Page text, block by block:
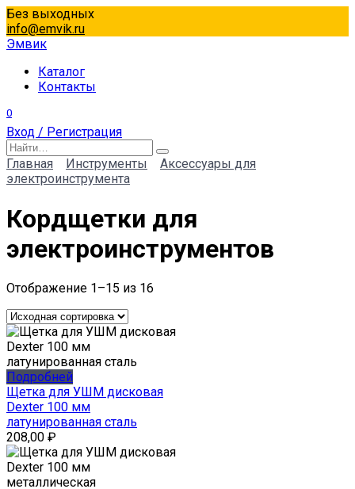
Перейти
к
содержанию
Без выходных
info@emvik.ru
Эмвик
Каталог
Контакты
0
Вход / Регистрация
Search
for:
Главная Инструменты
Аксессуары для
электроинструмента
Кордщетки для
электроинструментов
Отображение 1–15 из 16
Подробней
Щетка для УШМ дисковая
Dexter 100 мм
латунированная сталь
208,00 ₽